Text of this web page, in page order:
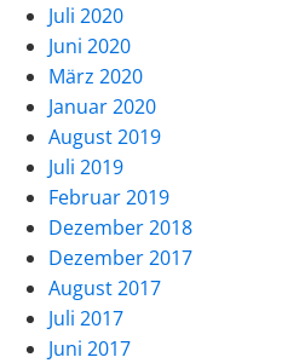
Juli 2020
Juni 2020
März 2020
Januar 2020
August 2019
Juli 2019
Februar 2019
Dezember 2018
Dezember 2017
August 2017
Juli 2017
Juni 2017